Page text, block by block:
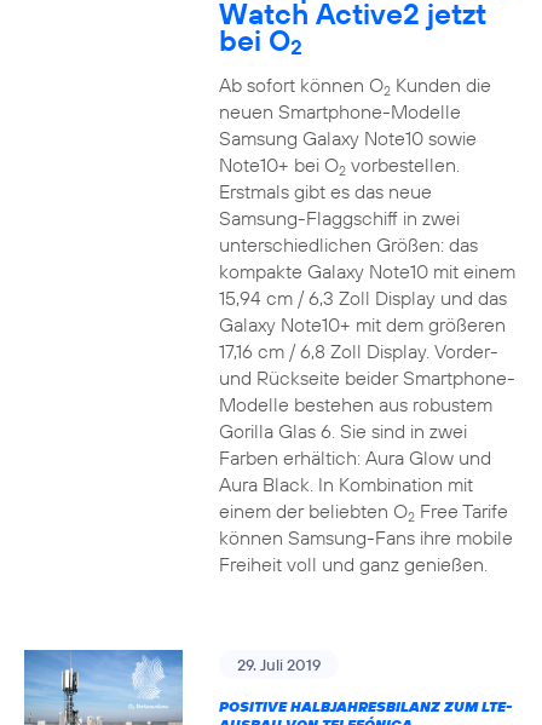
Watch Active2 jetzt
bei O2
Ab sofort können O2Kunden die
neuen Smartphone-Modelle
Samsung Galaxy Note10 sowie
Note10+ bei O2vorbestellen.
Erstmals gibt es das neue
Samsung-Flaggschiff in zwei
unterschiedlichen Größen: das
kompakte Galaxy Note10 mit einem
15,94 cm / 6,3 Zoll Display und das
Galaxy Note10+ mit dem größeren
17,16 cm / 6,8 Zoll Display. Vorder-
und Rückseite beider Smartphone-
Modelle bestehen aus robustem
Gorilla Glas 6. Sie sind in zwei
Farben erhältich: Aura Glow und
Aura Black. In Kombination mit
einem der beliebten O2Free Tarife
können Samsung-Fans ihre mobile
Freiheit voll und ganz genießen.
29. Juli 2019
POSITIVE HALBJAHRESBILANZ ZUM LTE-